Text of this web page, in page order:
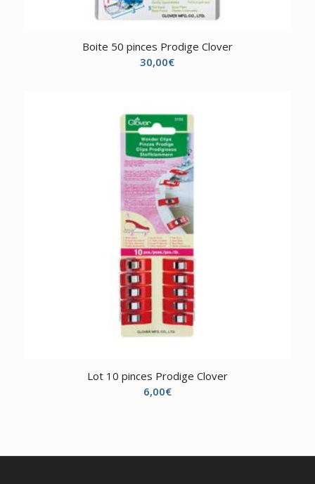
Boite 50 pinces Prodige Clover
30,00€
Lot 10 pinces Prodige Clover
6,00€